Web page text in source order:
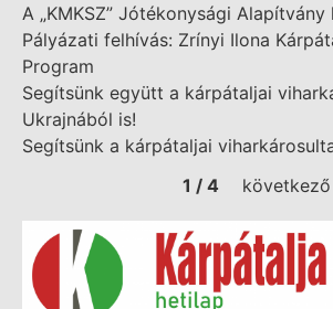
A „KMKSZ” Jótékonysági
Pályázati felhívás: Zrínyi Ilona
Program
Segítsünk együtt a kárpátaljai
Ukrajnából is!
Segítsünk a kárpátaljai
1 / 4
következő